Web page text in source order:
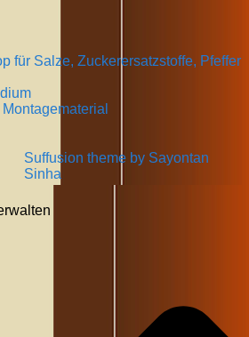
für Salze, Zuckerersatzstoffe, Pfeffer
Suffusion theme by Sayontan
Sinha